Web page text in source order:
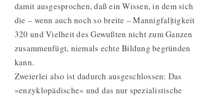
damit ausgesprochen, daß ein Wissen, in dem sich
die – wenn auch noch so breite – Mannigfal|tigkeit
320 und Vielheit des Gewußten nicht zum Ganzen
zusammenfügt, niemals echte Bildung begründen
kann.
Zweierlei also ist dadurch ausgeschlossen: Das
»enzyklopädische« und das nur spezialistische